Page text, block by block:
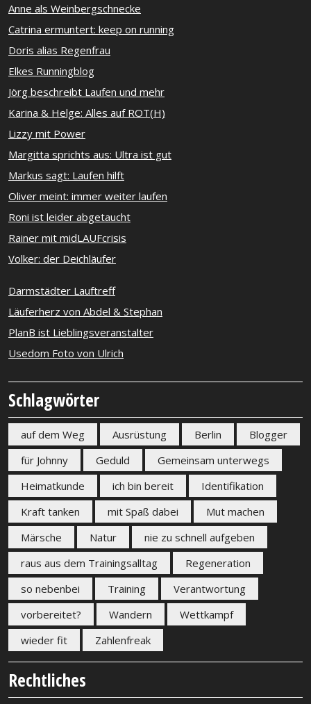
Anne als Weinbergschnecke
Catrina ermuntert: keep on running
Doris alias Regenfrau
Elkes Runningblog
Jörg beschreibt Laufen und mehr
Karina & Helge: Alles auf ROT(H)
Lizzy mit Power
Margitta sprichts aus: Ultra ist gut
Markus sagt: Laufen hilft
Oliver meint: immer weiter laufen
Roni ist leider abgetaucht
Rainer mit midLAUFcrisis
Volker: der Deichläufer
Darmstädter Lauftreff
Läuferherz von Abdel & Stephan
PlanB ist Lieblingsveranstalter
Usedom Foto von Ulrich
Schlagwörter
auf dem Weg Ausrüstung Berlin
Blogger
für Johnny
Geduld
Gemeinsam unterwegs
Heimatkunde
ich bin bereit
Identifikation
Kraft tanken
mit Spaß dabei
Mut machen
Märsche
Natur
nie zu schnell aufgeben
raus aus dem Trainingsalltag
Regeneration
so nebenbei
Training
Verantwortung
vorbereitet?
Wandern
Wettkampf
wieder fit
Zahlenfreak
Rechtliches